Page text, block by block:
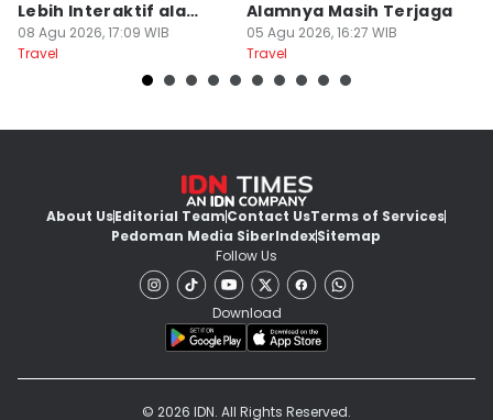
Lebih Interaktif ala
Kelana Race
08 Agu 2026, 17:09 WIB
Travel
Alamnya Masih Terjaga
05 Agu 2026, 16:27 WIB
Travel
About UsEditorial TeamContact UsTerms of Services
Pedoman Media SiberIndexSitemap
Follow Us
Download
© 2026 IDN. All Rights Reserved.